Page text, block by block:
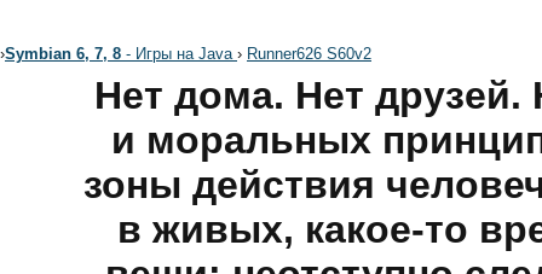
›Symbian 6, 7, 8 - Игры на Java › Runner626 S60v2
Нет дома. Нет
и моральных
зоны действия
в живых, какое-то